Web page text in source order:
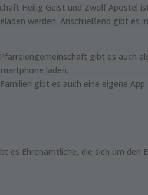
Heilig Geist und Zwölf Apostel
werden. Anschließend gibt es
gibt es auch
laden.
gibt es auch eine eigene
es Ehrenamtliche, die sich um den